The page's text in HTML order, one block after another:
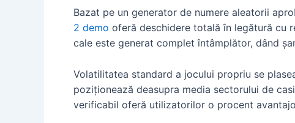
Bazat pe un generator de numere aleatorii
2 demo oferă deschidere totală în legătură cu
cale este generat complet întâmplător, dând
Volatilitatea standard a jocului propriu se
poziționează deasupra media sectorului de
verificabil oferă utilizatorilor o procent